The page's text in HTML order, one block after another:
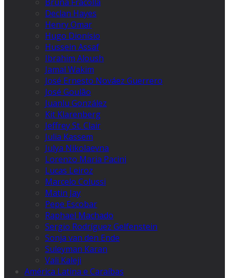
Bruna Fracolla
Declan Hayes
Henry Omar
Hugo Dionísio
Hussein Assaf
Ibrahim Aloush
Jamal Wakim
José Ernesto Nováez Guerrero
José Goulão
Juanlu González
Kit Klarenberg
Jeffrey St. Clair
Julia Kassem
Julya Nikolaevna
Lorenzo Maria Pacini
Lucas Leiroz
Marcelo Colussi
Matin Jay
Pepe Escobar
Raphael Machado
Sergio Rodríguez Gelfenstein
Sonja van den Ende
Suleyman Karan
Vali Kaleji
América Latina e Caraíbas